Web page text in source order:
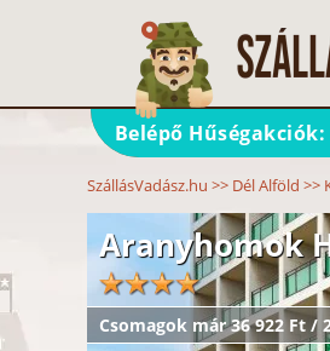
Belépő
SzállásVadász.hu >> Dél Alföld >>
Aranyhomok
Csomagok már 36 922 Ft /